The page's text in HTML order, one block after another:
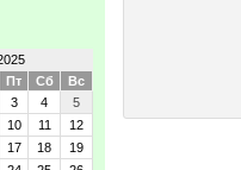
Пт Сб Вс
3 4
5
10 11
12
17 18
19